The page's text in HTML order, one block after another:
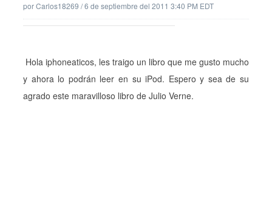
porCarlos18269 /6 de septiembre del 2011 3:40 PM EDT
Hola iphoneaticos, les traigo un libro que me gusto mucho
y ahora lo podrán leer en su iPod. Espero y sea de su
agrado este maravilloso libro de Julio Verne.